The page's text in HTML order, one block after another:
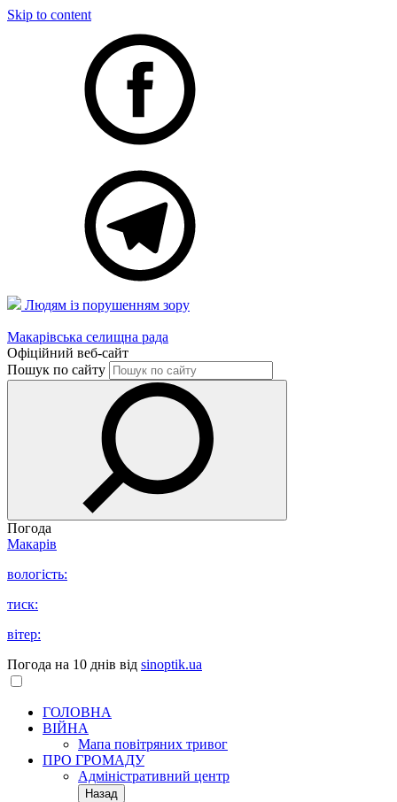
Skip to content
Людям із порушенням зору
Макарівська селищна рада
Офіційний веб-сайт
Пошук по сайту
Погода
Макарів
вологість:
тиск:
вітер:
Погода на 10 днів від sinoptik.ua
ГОЛОВНА
ВІЙНА
Мапа повітряних тривог
ПРО ГРОМАДУ
Aдміністративний центр
Назад